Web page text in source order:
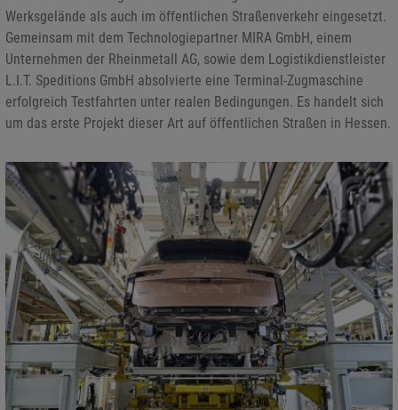
Werksgelände als auch im öffentlichen Straßenverkehr eingesetzt.
Gemeinsam mit dem Technologiepartner MIRA GmbH, einem
Unternehmen der Rheinmetall AG, sowie dem Logistikdienstleister
L.I.T. Speditions GmbH absolvierte eine Terminal-Zugmaschine
erfolgreich Testfahrten unter realen Bedingungen. Es handelt sich
um das erste Projekt dieser Art auf öffentlichen Straßen in Hessen.